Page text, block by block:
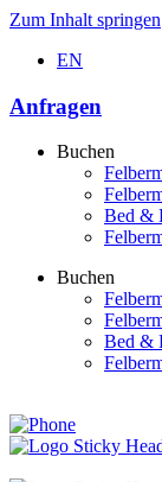
Zum Inhalt springen
EN
Anfragen
Buchen
Bed &
Buchen
Bed &